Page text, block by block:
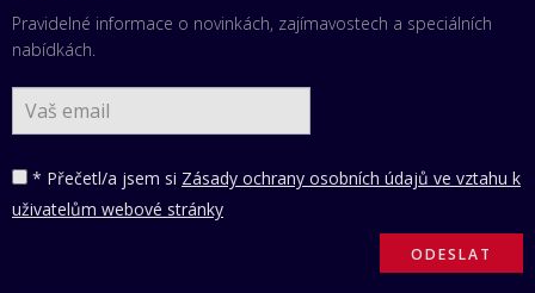
Pravidelné informace o novinkách, zajímavostech a speciálních
nabídkách.
* Přečetl/a jsem si Zásady ochrany osobních údajů ve vztahu k
uživatelům webové stránky